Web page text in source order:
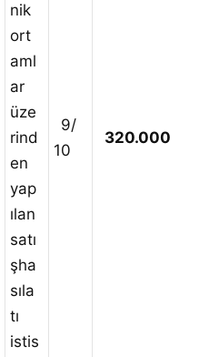
nik
ort
aml
ar
üze
rind
en
yap
ılan
satı
şha
sıla
tı
istis
9/
10
320.000